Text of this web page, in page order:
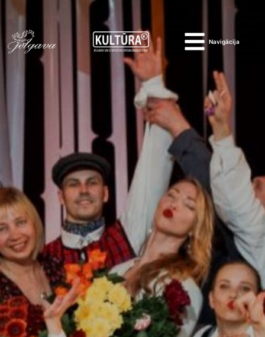
Navigācija